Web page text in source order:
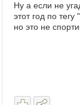
Ну а если не
этот год по
но это не